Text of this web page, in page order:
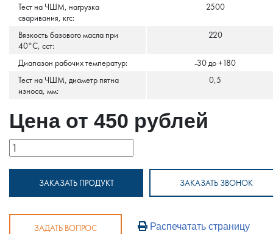
Тест на ЧШМ, нагрузка
сваривания, кгс:
2500
Вязкость базового масла при
40°C, сст:
220
Диапазон рабочих температур:
-30 до +180
Тест на ЧШМ, диаметр пятна
износа, мм:
0,5
Цена от 450 рублей
ЗАКАЗАТЬ ПРОДУКТ ЗАКАЗАТЬ ЗВОНОК
ЗАДАТЬ ВОПРОС Распечатать страницу